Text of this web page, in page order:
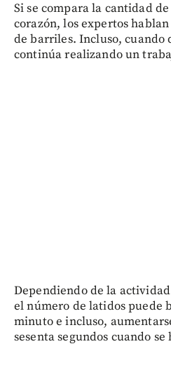
Si se compara la cantidad
corazón, los expertos
de barriles. Incluso, cuando
continúa realizando un
Dependiendo de la
el número de latidos puede
minuto e incluso,
sesenta segundos cuando